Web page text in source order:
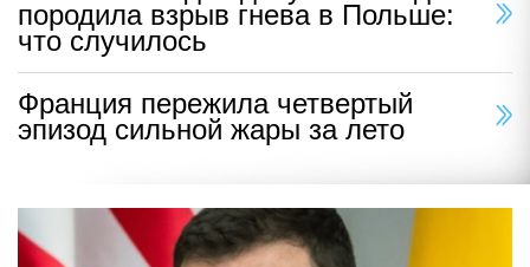
породила взрыв гнева в Польше:
что случилось
Франция пережила четвертый
эпизод сильной жары за лето